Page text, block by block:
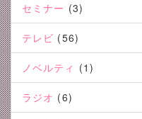
セミナー (3)
テレビ (56)
ノベルティ (1)
ラジオ (6)